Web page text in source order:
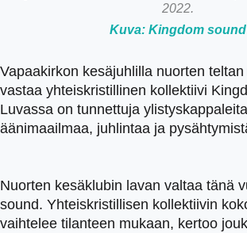
2022.
Kuva: Kingdom sound
Vapaakirkon kesäjuhlilla nuorten
vastaa yhteiskristillinen kollektiivi
Luvassa on tunnettuja
äänimaailmaa, juhlintaa ja
Nuorten kesäklubin lavan valtaa tänä
sound. Yhteiskristillisen kollektiivin
vaihtelee tilanteen mukaan, kertoo